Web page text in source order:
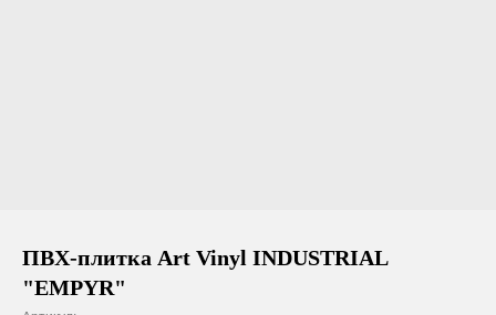
ПВХ-плитка Art Vinyl INDUSTRIAL
"EMPYR"